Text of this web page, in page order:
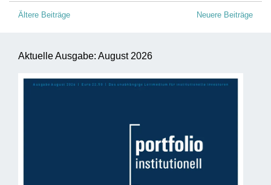
Beitragsnavigation
Ältere Beiträge Neuere Beiträge
Aktuelle Ausgabe: August 2026